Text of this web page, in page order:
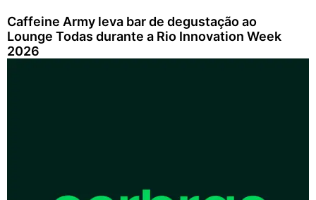
Caffeine Army leva bar de degustação ao
Lounge Todas durante a Rio Innovation Week
2026